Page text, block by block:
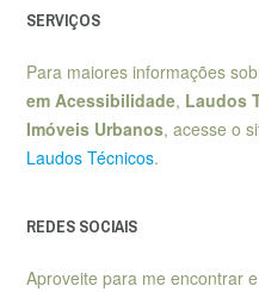
SERVIÇOS
Para maiores informações
em Acessibilidade, Laudos
Imóveis Urbanos, acesse o
Laudos Técnicos.
REDES SOCIAIS
Aproveite para me encontrar